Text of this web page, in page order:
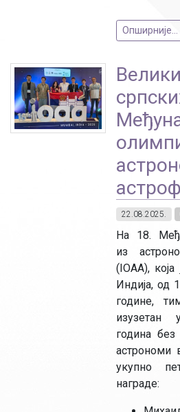
Опширније...
22.08.2025.
На 18.
из
(IOAA),
Индија, од
године,
година
астрономи
укупно
награде: